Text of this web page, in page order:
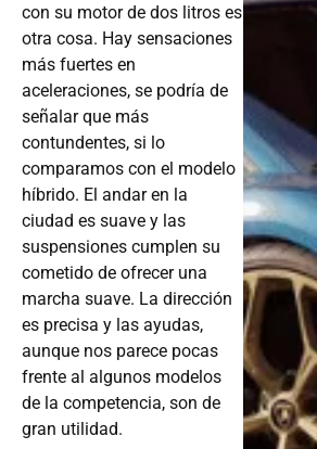
con su motor de dos litros es
otra cosa. Hay sensaciones
más fuertes en
aceleraciones, se podría de
señalar que más
contundentes, si lo
comparamos con el modelo
híbrido. El andar en la
ciudad es suave y las
suspensiones cumplen su
cometido de ofrecer una
marcha suave. La dirección
es precisa y las ayudas,
aunque nos parece pocas
frente al algunos modelos
de la competencia, son de
gran utilidad.